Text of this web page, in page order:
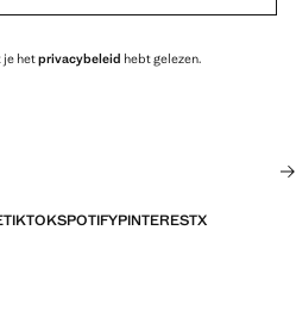
je hetprivacybeleid hebt gelezen.
TIKTOKSPOTIFYPINTERESTX